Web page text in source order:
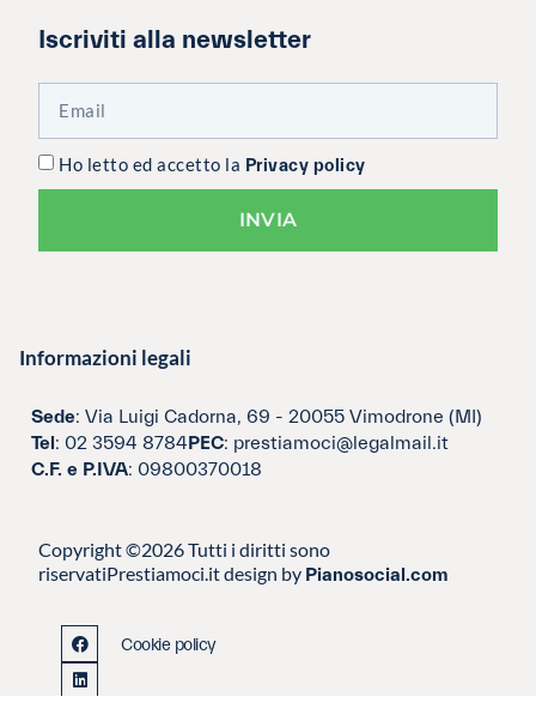
Iscriviti alla newsletter
Ho letto ed accetto la Privacy policy
INVIA
Informazioni legali
Sede: Via Luigi Cadorna, 69 - 20055 Vimodrone (MI)
Tel: 02 3594 8784PEC: prestiamoci@legalmail.it
C.F. e P.IVA: 09800370018
Copyright ©2026 Tutti i diritti sono
riservatiPrestiamoci.it design by Pianosocial.com
Cookie policy